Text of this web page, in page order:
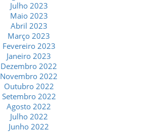
Julho 2023
Maio 2023
Abril 2023
Março 2023
Fevereiro 2023
Janeiro 2023
Dezembro 2022
Novembro 2022
Outubro 2022
Setembro 2022
Agosto 2022
Julho 2022
Junho 2022